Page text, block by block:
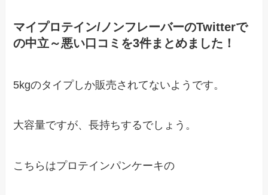
マイプロテイン/ノンフレーバーのTwitterで
の中立～悪い口コミを3件まとめました！
5kgのタイプしか販売されてないようです。
大容量ですが、長持ちするでしょう。
こちらはプロテインパンケーキの